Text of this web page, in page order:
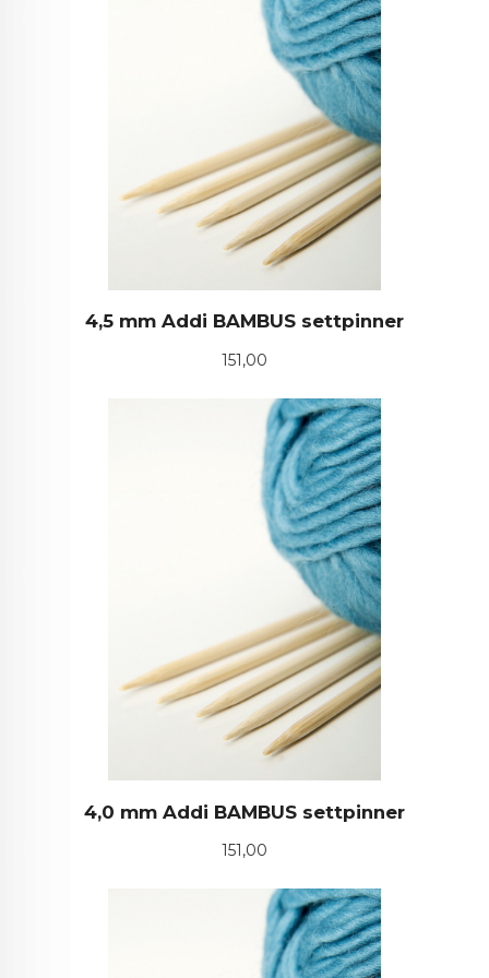
4,5 mm Addi BAMBUS settpinner
Pris
151,00
4,0 mm Addi BAMBUS settpinner
Pris
151,00